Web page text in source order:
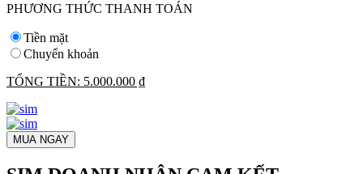
PHƯƠNG THỨC THANH TOÁN
Tiền mặt
Chuyển khoản
TỔNG TIỀN: 5.000.000 ₫
MUA NGAY